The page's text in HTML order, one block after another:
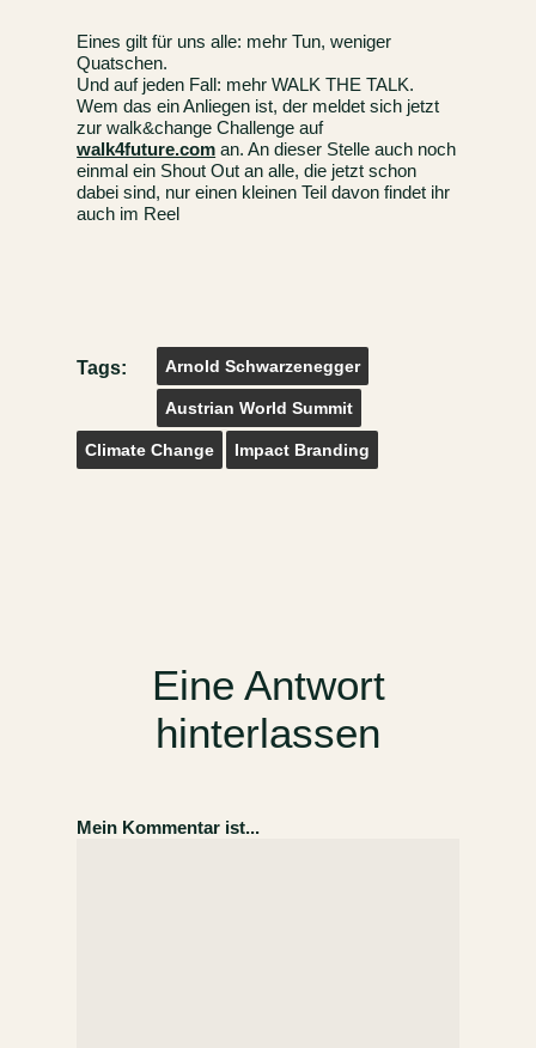
Eines gilt für uns alle: mehr Tun, weniger
Quatschen.
Und auf jeden Fall: mehr WALK THE TALK.
Wem das ein Anliegen ist, der meldet sich jetzt
zur walk&change Challenge auf
walk4future.com an. An dieser Stelle auch noch
einmal ein Shout Out an alle, die jetzt schon
dabei sind, nur einen kleinen Teil davon findet ihr
auch im Reel
Tags: Arnold Schwarzenegger
Austrian World Summit
Climate Change Impact Branding
Eine Antwort
hinterlassen
Mein Kommentar ist...